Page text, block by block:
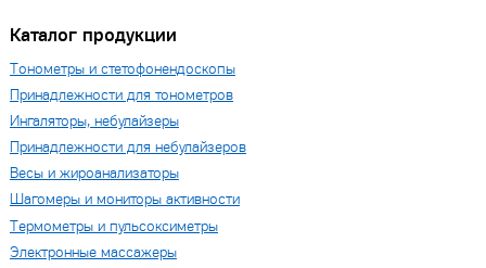
Каталог продукции
Тонометры и стетофонендоскопы
Принадлежности для тонометров
Ингаляторы, небулайзеры
Принадлежности для небулайзеров
Весы и жироанализаторы
Шагомеры и мониторы активности
Термометры и пульсоксиметры
Электронные массажеры